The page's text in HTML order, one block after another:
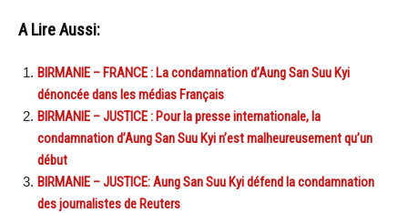
A Lire Aussi:
BIRMANIE – FRANCE : La condamnation d’Aung San Suu Kyi
dénoncée dans les médias Français
BIRMANIE – JUSTICE : Pour la presse internationale, la
condamnation d’Aung San Suu Kyi n’est malheureusement qu’un
début
BIRMANIE – JUSTICE: Aung San Suu Kyi défend la condamnation
des journalistes de Reuters